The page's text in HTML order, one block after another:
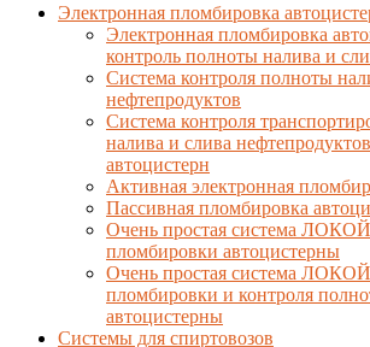
Электронная пломбировка
Электронная пломбировка
контроль полноты налива и
Система контроля полноты
нефтепродуктов
Система контроля
налива и слива
автоцистерн
Активная электронная
Пассивная пломбировка
Очень простая система
пломбировки автоцистерны
Очень простая система
пломбировки и контроля
автоцистерны
Системы для спиртовозов